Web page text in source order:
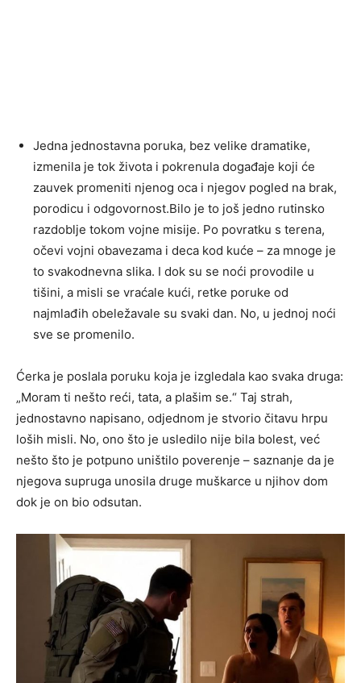
Jedna jednostavna poruka, bez velike dramatike,
izmenila je tok života i pokrenula događaje koji će
zauvek promeniti njenog oca i njegov pogled na brak,
porodicu i odgovornost.Bilo je to još jedno rutinsko
razdoblje tokom vojne misije. Po povratku s terena,
očevi vojni obavezama i deca kod kuće – za mnoge je
to svakodnevna slika. I dok su se noći provodile u
tišini, a misli se vraćale kući, retke poruke od
najmlađih obeležavale su svaki dan. No, u jednoj noći
sve se promenilo.
Ćerka je poslala poruku koja je izgledala kao svaka druga:
„Moram ti nešto reći, tata, a plašim se.“ Taj strah,
jednostavno napisano, odjednom je stvorio čitavu hrpu
loših misli. No, ono što je usledilo nije bila bolest, već
nešto što je potpuno uništilo poverenje – saznanje da je
njegova supruga unosila druge muškarce u njihov dom
dok je on bio odsutan.